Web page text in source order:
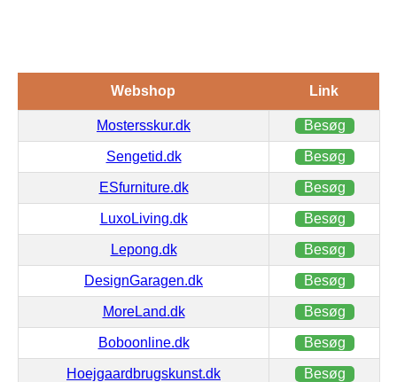
Webshop Link
Mostersskur.dk Besøg
Sengetid.dk Besøg
ESfurniture.dk Besøg
LuxoLiving.dk Besøg
Lepong.dk Besøg
DesignGaragen.dk Besøg
MoreLand.dk Besøg
Boboonline.dk Besøg
Hoejgaardbrugskunst.dk Besøg